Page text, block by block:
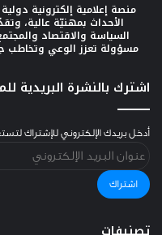
منصة إعلامية إلكترونية
الأحداث بمهنيّة عالية،
السياسة والاقتصاد
مسؤولة تعزز الوعي وتخاطب
اشترك بالنشرة البريدية
أدخل بريدك الإلكتروني للإشتراك
الإلكتروني
اشتراك